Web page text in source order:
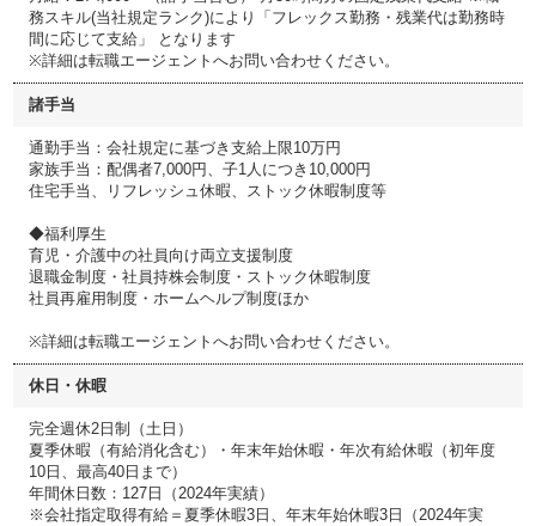
務スキル(当社規定ランク)により「フレックス勤務・残業代は勤務時
間に応じて支給」 となります
※詳細は転職エージェントへお問い合わせください。
諸手当
通勤手当：会社規定に基づき支給上限10万円
家族手当：配偶者7,000円、子1人につき10,000円
住宅手当、リフレッシュ休暇、ストック休暇制度等
◆福利厚生
育児・介護中の社員向け両立支援制度
退職金制度・社員持株会制度・ストック休暇制度
社員再雇用制度・ホームヘルプ制度ほか
※詳細は転職エージェントへお問い合わせください。
休日・休暇
完全週休2日制（土日）
夏季休暇（有給消化含む）・年末年始休暇・年次有給休暇（初年度
10日、最高40日まで）
年間休日数：127日（2024年実績）
※会社指定取得有給＝夏季休暇3日、年末年始休暇3日（2024年実